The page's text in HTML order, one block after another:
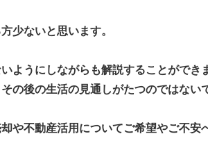
少ないと思います。
うにしながらも解説することができま
の後の生活の見通しがたつのではない
不動産活用についてご希望やご不安